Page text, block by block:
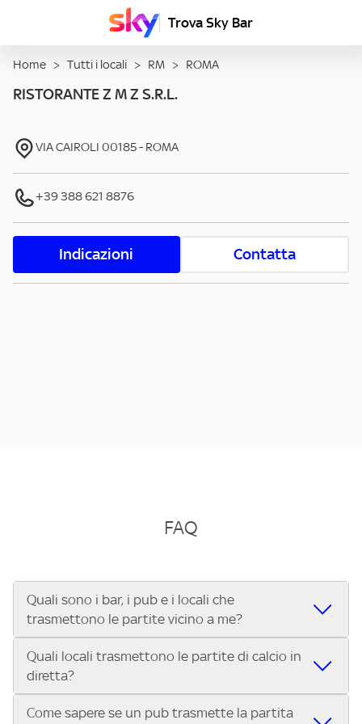
Trova Sky Bar
Home > Tutti i locali > RM > ROMA
RISTORANTE Z M Z S.R.L.
VIA CAIROLI 00185- ROMA
+39 388 621 8876
Indicazioni Contatta
FAQ
Quali sono i bar, i pub e i locali che
trasmettono le partite vicino a me?
Se cerchi un bar, pub, ristorante o locale vicino a te per
vedere le partite di Serie A ENILIVE, la Serie C Sky Wifi, la
UEFA Champions League, la UEFA Europa League, la UEFA
Conference League, il Tennis, la Formula 1®, la MotoGP™ e
Quali locali trasmettono le partite di calcio in
diretta?
Vuoi sapere quali bar, pub o ristoranti mostrano le partite
Come sapere se un pub trasmette la partita